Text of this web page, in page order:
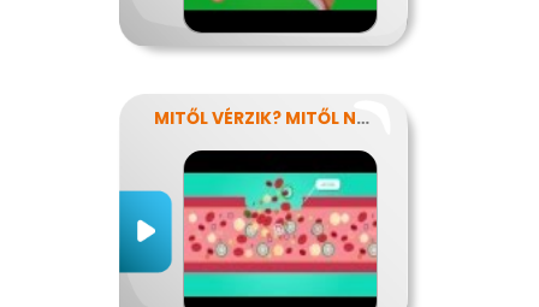
MITŐL VÉRZIK? MITŐL NEM VÉRZIK?